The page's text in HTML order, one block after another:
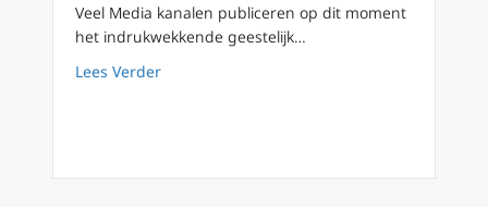
Veel Media kanalen publiceren op dit moment
het indrukwekkende geestelijk…
Lees Verderabout Het geestelijk testament van paus